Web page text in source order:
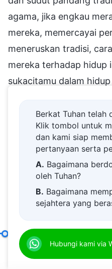
agama, jika engkau
mereka, memercayai
meneruskan tradisi,
mereka terhadap hidup
sukacitamu dalam
mengatakan kepada
menggunakan
"Aku tidak percaya
aku juga tidak mau
dan engkau juga
roh-roh jahat, setan-
dengan bahasa tak
bekerja sama
berbagai sikap yang
Berkat Tuhan telah
Klik tombol untuk
dan kami siap
pertanyaan serta
A. Bagaimana
oleh Tuhan?
B. Bagaimana
sejahtera yang
D.
dekat kepada
E.Bagaimana
Hubungi kami via
Cara Mengejar